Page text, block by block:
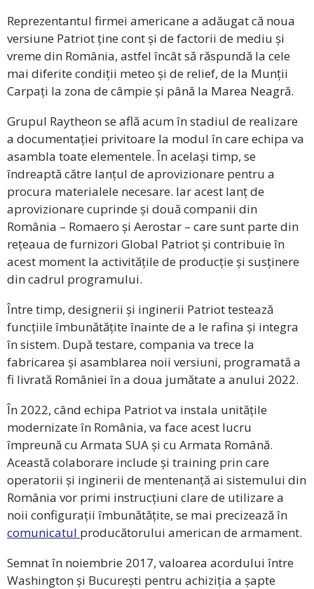
Reprezentantul firmei americane a adăugat că noua
versiune Patriot ține cont și de factorii de mediu și
vreme din România, astfel încât să răspundă la cele
mai diferite condiții meteo și de relief, de la Munții
Carpați la zona de câmpie și până la Marea Neagră.
Grupul Raytheon se află acum în stadiul de realizare
a documentației privitoare la modul în care echipa va
asambla toate elementele. În același timp, se
îndreaptă către lanțul de aprovizionare pentru a
procura materialele necesare. Iar acest lanț de
aprovizionare cuprinde și două companii din
România – Romaero și Aerostar – care sunt parte din
rețeaua de furnizori Global Patriot și contribuie în
acest moment la activitățile de producție și susținere
din cadrul programului.
Între timp, designerii și inginerii Patriot testează
funcțiile îmbunătățite înainte de a le rafina și integra
în sistem. După testare, compania va trece la
fabricarea și asamblarea noii versiuni, programată a
fi livrată României în a doua jumătate a anului 2022.
În 2022, când echipa Patriot va instala unitățile
modernizate în România, va face acest lucru
împreună cu Armata SUA și cu Armata Română.
Această colaborare include și training prin care
operatorii și inginerii de mentenanță ai sistemului din
România vor primi instrucțiuni clare de utilizare a
noii configurații îmbunătățite, se mai precizează în
comunicatul producătorului american de armament.
Semnat în noiembrie 2017, valoarea acordului între
Washington și București pentru achiziția a șapte